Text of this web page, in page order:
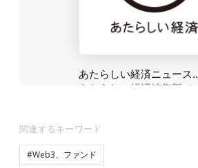
関連するキーワード
#Web3、ファンド